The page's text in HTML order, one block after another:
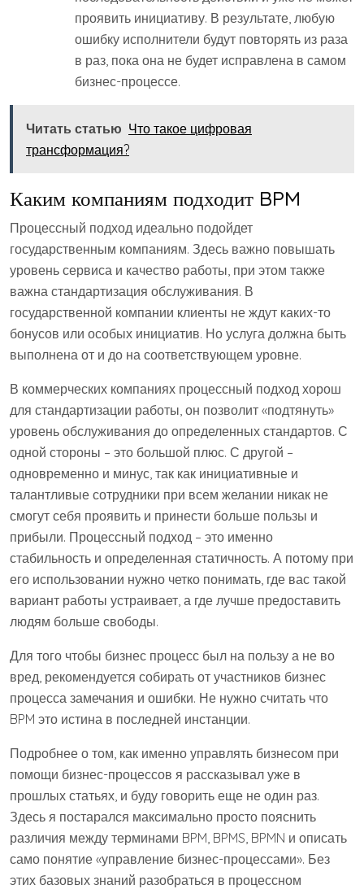
проявить инициативу. В результате, любую
ошибку исполнители будут повторять из раза
в раз, пока она не будет исправлена в самом
бизнес-процессе.
Читать статью Что такое цифровая
трансформация?
Каким компаниям подходит BPM
Процессный подход идеально подойдет
государственным компаниям. Здесь важно повышать
уровень сервиса и качество работы, при этом также
важна стандартизация обслуживания. В
государственной компании клиенты не ждут каких-то
бонусов или особых инициатив. Но услуга должна быть
выполнена от и до на соответствующем уровне.
В коммерческих компаниях процессный подход хорош
для стандартизации работы, он позволит «подтянуть»
уровень обслуживания до определенных стандартов. С
одной стороны – это большой плюс. С другой –
одновременно и минус, так как инициативные и
талантливые сотрудники при всем желании никак не
смогут себя проявить и принести больше пользы и
прибыли. Процессный подход – это именно
стабильность и определенная статичность. А потому при
его использовании нужно четко понимать, где вас такой
вариант работы устраивает, а где лучше предоставить
людям больше свободы.
Для того чтобы бизнес процесс был на пользу а не во
вред, рекомендуется собирать от участников бизнес
процесса замечания и ошибки. Не нужно считать что
BPM это истина в последней инстанции.
Подробнее о том, как именно управлять бизнесом при
помощи бизнес-процессов я рассказывал уже в
прошлых статьях, и буду говорить еще не один раз.
Здесь я постарался максимально просто пояснить
различия между терминами BPM, BPMS, BPMN и описать
само понятие «управление бизнес-процессами». Без
этих базовых знаний разобраться в процессном